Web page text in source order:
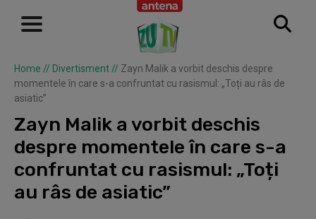
Home // Divertisment // Zayn Malik a vorbit deschis despre
momentele în care s-a confruntat cu rasismul: „Toți au râs de
asiatic”
Zayn Malik a vorbit deschis
despre momentele în care s-a
confruntat cu rasismul: „Toți
au râs de asiatic”